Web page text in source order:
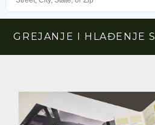
GREJANJE I HLAĐENJE